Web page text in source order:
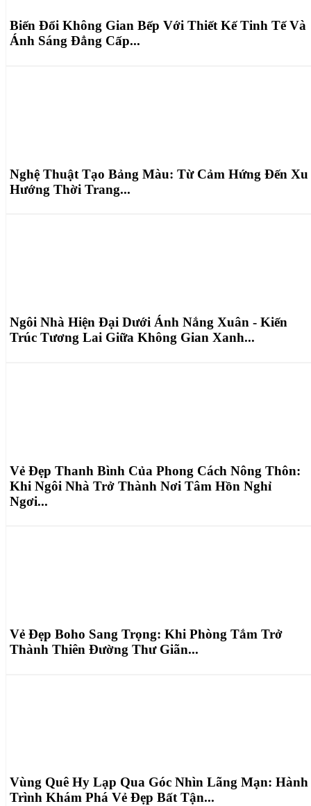
Biến Đổi Không Gian Bếp Với Thiết Kế Tinh Tế Và
Ánh Sáng Đẳng Cấp...
Nghệ Thuật Tạo Bảng Màu: Từ Cảm Hứng Đến Xu
Hướng Thời Trang...
Ngôi Nhà Hiện Đại Dưới Ánh Nắng Xuân - Kiến
Trúc Tương Lai Giữa Không Gian Xanh...
Vẻ Đẹp Thanh Bình Của Phong Cách Nông Thôn:
Khi Ngôi Nhà Trở Thành Nơi Tâm Hồn Nghỉ
Ngơi...
Vẻ Đẹp Boho Sang Trọng: Khi Phòng Tắm Trở
Thành Thiên Đường Thư Giãn...
Vùng Quê Hy Lạp Qua Góc Nhìn Lãng Mạn: Hành
Trình Khám Phá Vẻ Đẹp Bất Tận...